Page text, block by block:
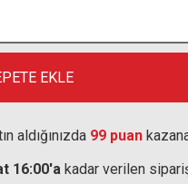
EKLE
aldığınızda 99 puan
16:00'a kadar verilen